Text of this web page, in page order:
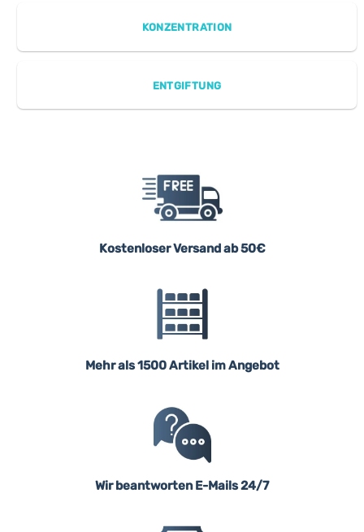
KONZENTRATION
ENTGIFTUNG
Kostenloser Versand ab 50€
Mehr als 1500 Artikel im Angebot
Wir beantworten E-Mails 24/7